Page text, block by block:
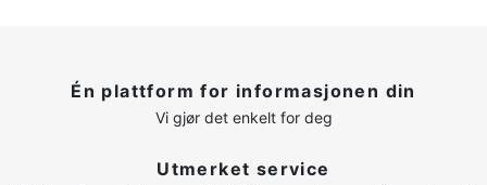
Én plattform for informasjonen din
Vi gjør det enkelt for deg
Utmerket service